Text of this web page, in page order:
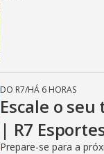
DO R7/HÁ 6 HORAS
Escale o
| R7
Prepare-se para a